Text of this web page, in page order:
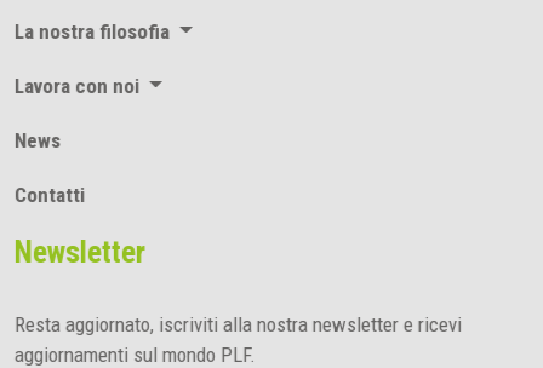
La nostra filosofia
Lavora con noi
News
Contatti
Newsletter
Resta aggiornato, iscriviti alla nostra newsletter e ricevi
aggiornamenti sul mondo PLF.